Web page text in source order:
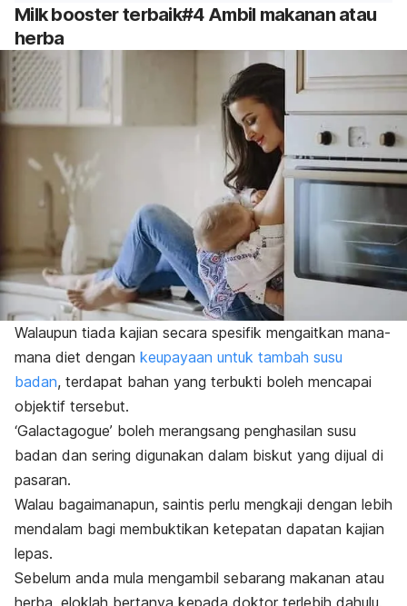
Milk boosterterbaik#4 Ambil makanan atau
herba
Walaupun tiada kajian secara spesifik mengaitkan mana-
mana diet dengan keupayaan untuk tambah susu
badan, terdapat bahan yang terbukti boleh mencapai
objektif tersebut.
‘Galactagogue’ boleh merangsang penghasilan susu
badan dan sering digunakan dalam biskut yang dijual di
pasaran.
Walau bagaimanapun, saintis perlu mengkaji dengan lebih
mendalam bagi membuktikan ketepatan dapatan kajian
lepas.
Sebelum anda mula mengambil sebarang makanan atau
herba, eloklah bertanya kepada doktor terlebih dahulu.